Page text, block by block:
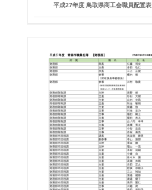
平成27年度 鳥取県商工会職員配置表